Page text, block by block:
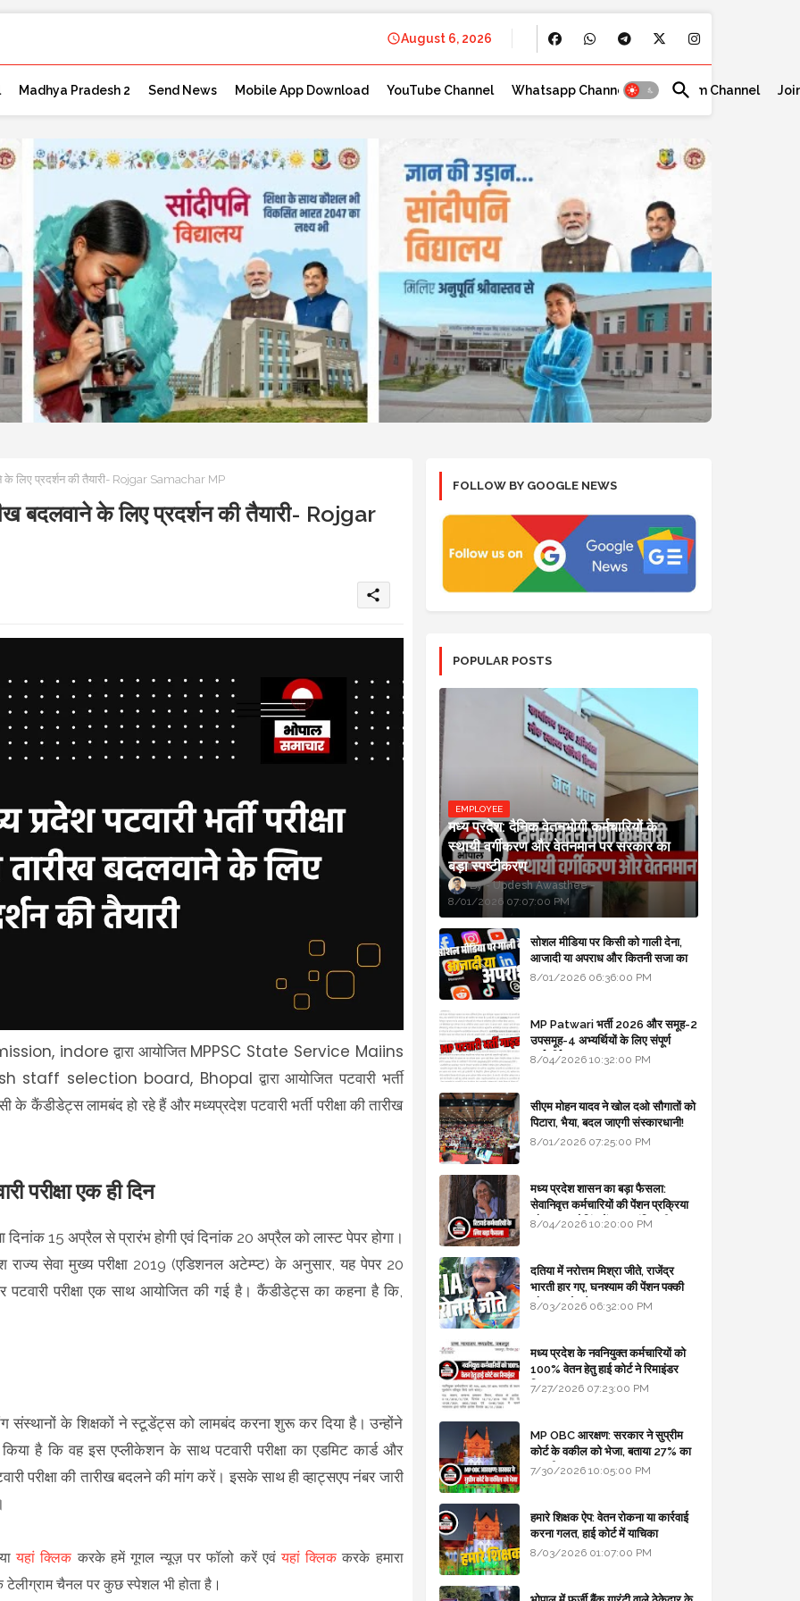
August 6, 2026
Madhya Pradesh 2 Send News Mobile App Download YouTube Channel Whatsapp Channel Telegram Channel
के लिए प्रदर्शन की तैयारी- Rojgar Samachar MP
बदलवाने के लिए प्रदर्शन की तैयारी- Rojgar
share
indore द्वारा आयोजित MPPSC State Service Maiins
staff selection board, Bhopal द्वारा आयोजित पटवारी भर्ती
कैंडीडेट्स लामबंद हो रहे हैं और मध्यप्रदेश पटवारी भर्ती परीक्षा की तारीख
एक ही दिन
दिनांक 15 अप्रैल से प्रारंभ होगी एवं दिनांक 20 अप्रैल को लास्ट पेपर होगा।
सेवा मुख्य परीक्षा 2019 (एडिशनल अटेम्प्ट) के अनुसार, यह पेपर 20
पटवारी परीक्षा एक साथ आयोजित की गई है। कैंडीडेट्स का कहना है कि,
संस्थानों के शिक्षकों ने स्टूडेंट्स को लामबंद करना शुरू कर दिया है। उन्होंने
है कि वह इस एप्लीकेशन के साथ पटवारी परीक्षा का एडमिट कार्ड और
परीक्षा की तारीख बदलने की मांग करें। इसके साथ ही व्हाट्सएप नंबर जारी
यहां क्लिक करके हमें गूगल न्यूज़ पर फॉलो करें एवंयहां क्लिक करके हमारा
चैनल पर कुछ स्पेशल भी होता है।
FOLLOW BY GOOGLE NEWS
POPULAR POSTS
EMPLOYEE
मध्य प्रदेश: दैनिक वेतनभोगी कर्मचारियों के
स्थायी वर्गीकरण और वेतनमान पर सरकार का
बड़ा स्पष्टीकरण
Updesh Awasthee
8/01/2026 07:07:00 PM
सोशल मीडिया पर किसी को गाली देना,
आजादी या अपराध और कितनी सजा का
प्रावधान - free legal advice
8/01/2026 06:36:00 PM
MP Patwari भर्ती 2026 और समूह-2
उपसमूह-4 अभ्यर्थियों के लिए संपूर्ण
मार्गदर्शिका
8/04/2026 10:32:00 PM
सीएम मोहन यादव ने खोल दओ सौगातों को
पिटारा, भैया, बदल जाएगी संस्कारधानी!
8/01/2026 07:25:00 PM
मध्य प्रदेश शासन का बड़ा फैसला:
सेवानिवृत्त कर्मचारियों की पेंशन प्रक्रिया
और बजट कोडिंग में हुए क्रांतिकारी
8/04/2026 10:20:00 PM
दतिया में नरोत्तम मिश्रा जीते, राजेंद्र
भारती हार गए, घनश्याम की पेंशन पक्की
और आशुतोष बैक टू...
8/03/2026 06:32:00 PM
मध्य प्रदेश के नवनियुक्त कर्मचारियों को
100% वेतन हेतु हाई कोर्ट ने रिमाइंडर
लिखा
7/27/2026 07:23:00 PM
MP OBC आरक्षण: सरकार ने सुप्रीम
कोर्ट के वकील को भेजा, बताया 27% का
कानूनी आधार
7/30/2026 10:05:00 PM
हमारे शिक्षक ऐप: वेतन रोकना या कार्रवाई
करना गलत, हाई कोर्ट में याचिका
8/03/2026 01:07:00 PM